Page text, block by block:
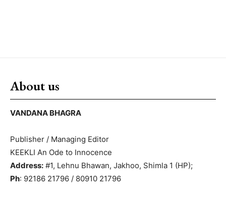
About us
VANDANA BHAGRA
Publisher / Managing Editor
KEEKLI An Ode to Innocence
Address: #1, Lehnu Bhawan, Jakhoo, Shimla 1 (HP);
Ph: 92186 21796 / 80910 21796